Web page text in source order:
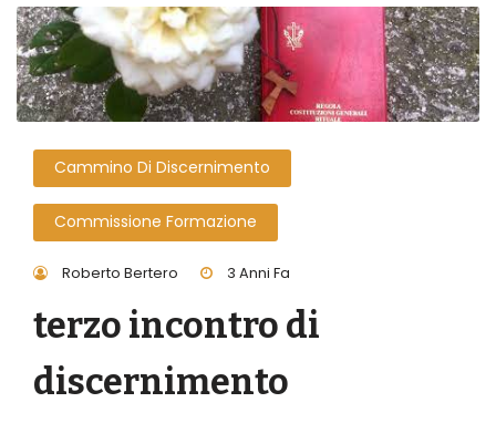
Cammino Di Discernimento
Commissione Formazione
Roberto Bertero 3 Anni Fa
terzo incontro di
discernimento